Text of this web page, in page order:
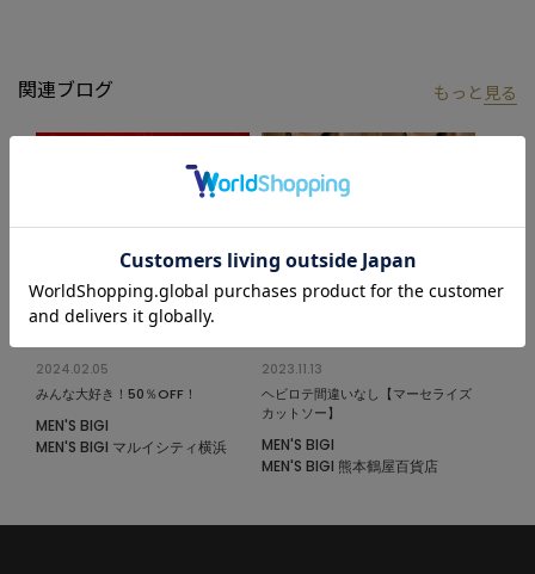
イズ：03（L）
と画像のカラーの見え方が異なる場合がございます。
※サイズは弊社規定の採寸によって記載しておりますが、若干の
個体差が生じる場合がございます。
関連ブログ もっと 見る
2024.02.05
みんな大好き！50％OFF！
MEN'S BIGI
MEN'S BIGI マルイシティ横浜
2023.11.13
ヘビロテ間違いなし【マーセライズ
カットソー】
MEN'S BIGI
MEN'S BIGI 熊本鶴屋百貨店